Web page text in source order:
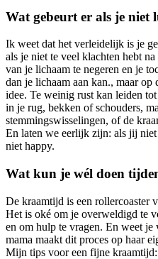
Wat gebeurt er als je niet
Ik weet dat het verleidelijk is je
als je niet te veel klachten hebt
van je lichaam te negeren en je
dan je lichaam aan kan., maar op
idee. Te weinig rust kan leiden
in je rug, bekken of schouders,
stemmingswisselingen, of de
En laten we eerlijk zijn: als jij
niet happy.
Wat kun je wél doen
De kraamtijd is een rollercoaster
Het is oké om je overweldigd te
en om hulp te vragen. En weet je
mama maakt dit proces op haar
Mijn tips voor een fijne kraamtijd: